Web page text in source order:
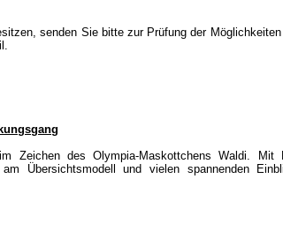
senden Sie bitte zur Prüfung der
Zeichen des Olympia-Maskottchens Waldi. Mit
Übersichtsmodell und vielen spannenden